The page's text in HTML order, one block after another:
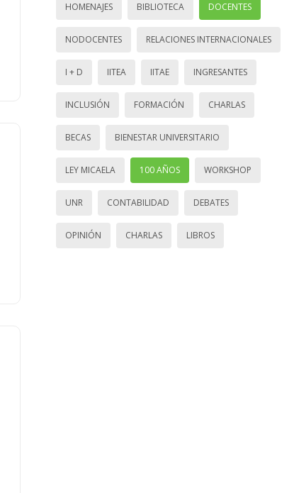
HOMENAJES BIBLIOTECA DOCENTES
NODOCENTES RELACIONES INTERNACIONALES
I + D IITEA IITAE INGRESANTES
INCLUSIÓN FORMACIÓN CHARLAS
BECAS BIENESTAR UNIVERSITARIO
LEY MICAELA 100 AÑOS WORKSHOP
UNR CONTABILIDAD DEBATES
OPINIÓN CHARLAS LIBROS